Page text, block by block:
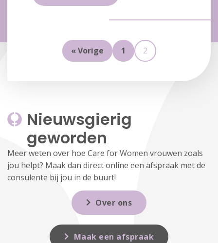
« Vorige 1 2
Nieuwsgierig
geworden
Meer weten over hoe Care for Women vrouwen zoals
jou helpt? Maak dan direct online een afspraak met de
consulente bij jou in de buurt!
Over ons
Maak een afspraak